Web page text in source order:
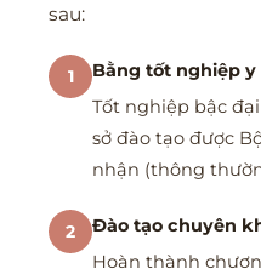
sau:
1
Bằng tốt nghiệp y
Tốt nghiệp bậc
sở đào tạo được
nhận (thông
2
Đào tạo chuyên
Hoàn thành